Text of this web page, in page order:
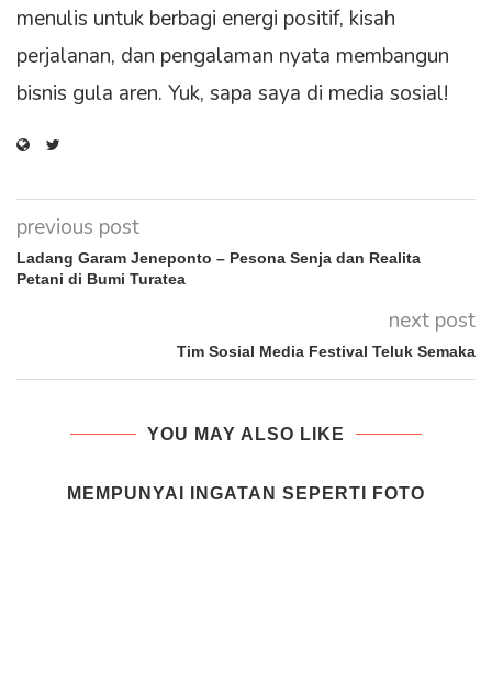
menulis untuk berbagi energi positif, kisah
perjalanan, dan pengalaman nyata membangun
bisnis gula aren. Yuk, sapa saya di media sosial!
previous post
Ladang Garam Jeneponto – Pesona Senja dan Realita
Petani di Bumi Turatea
next post
Tim Sosial Media Festival Teluk Semaka
YOU MAY ALSO LIKE
MEMPUNYAI INGATAN SEPERTI FOTO